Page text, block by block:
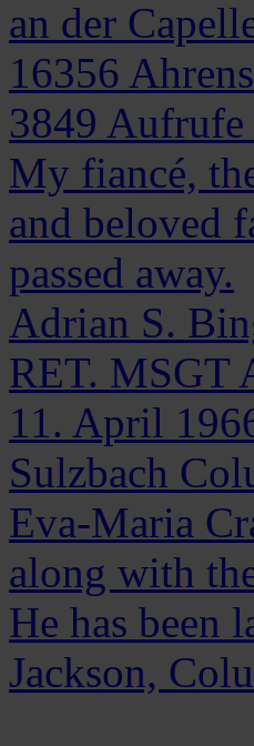
an der
16356
3849 Aufrufe
My fiancé,
and beloved
passed away.
Adrian S.
RET. MSGT
11. April
Sulzbach
Eva-Maria
along with
He has been
Jackson,